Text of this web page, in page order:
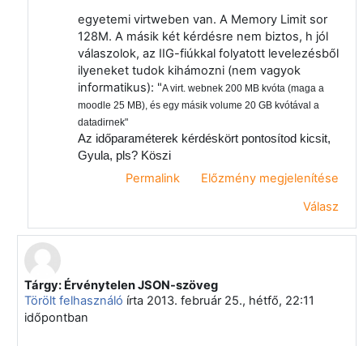
egyetemi virtweben van. A Memory Limit sor
128M. A másik két kérdésre nem biztos, h jól
válaszolok, az IIG-fiúkkal folyatott levelezésből
ilyeneket tudok kihámozni (nem vagyok
informatikus): "A virt. webnek 200 MB kvóta (maga a
moodle 25 MB), és egy másik volume 20 GB kvótával a
datadirnek"
Az időparaméterek kérdéskört pontosítod kicsit,
Gyula, pls? Köszi
Permalink
Előzmény megjelenítése
Válasz
Válasz erre: Virányi Anita
Tárgy: Érvénytelen JSON-szöveg
Törölt felhasználó írta 2013. február 25., hétfő, 22:11
időpontban